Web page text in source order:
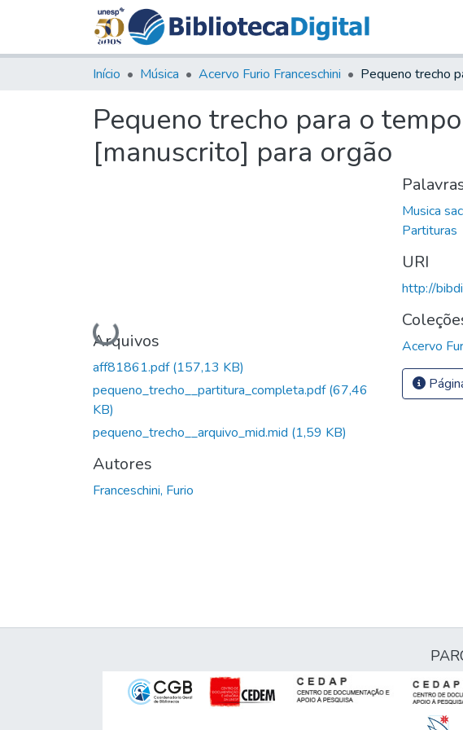
Início Música Acervo Furio Franceschini
Pequeno trecho para o
[manuscrito] para orgão
Carregando...
Arquivos
aff81861.pdf(157,13 KB)
pequeno_trecho__partitura_completa.pdf(67,46
KB)
pequeno_trecho__arquivo_mid.mid (1,59 KB)
Autores
Franceschini, Furio
Musica
Partituras
URI
http://
Acervo